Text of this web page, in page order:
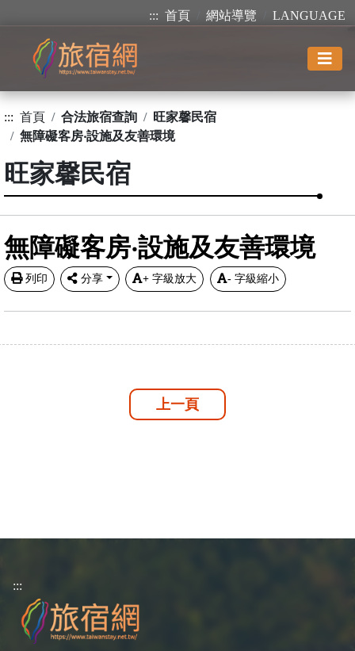
::: 首頁 網站導覽 LANGUAGE
::: 首頁 合法旅宿查詢
旺家馨民宿
無障礙客房‧設施及友善環境
旺家馨民宿
無障礙客房‧設施及友善環境
列印 分享 + 字級放大 - 字級縮小
上一頁
:::